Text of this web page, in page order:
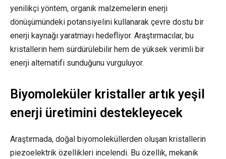
yenilikçi yöntem, organik malzemelerin enerji
dönüşümündeki potansiyelini kullanarak çevre dostu bir
enerji kaynağı yaratmayı hedefliyor. Araştırmacılar, bu
kristallerin hem sürdürülebilir hem de yüksek verimli bir
enerji alternatifi sunduğunu vurguluyor.
Biyomoleküler kristaller artık yeşil
enerji üretimini destekleyecek
Araştırmada, doğal biyomoleküllerden oluşan kristallerin
piezoelektrik özellikleri incelendi. Bu özellik, mekanik